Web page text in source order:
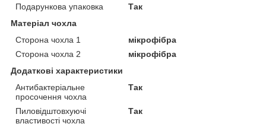
Подарункова упаковка
Так
Матеріал чохла
Сторона чохла 1
мікрофібра
Сторона чохла 2
мікрофібра
Додаткові характеристики
Антибактеріальне
просочення чохла
Так
Пиловідштовхуючі
властивості чохла
Так